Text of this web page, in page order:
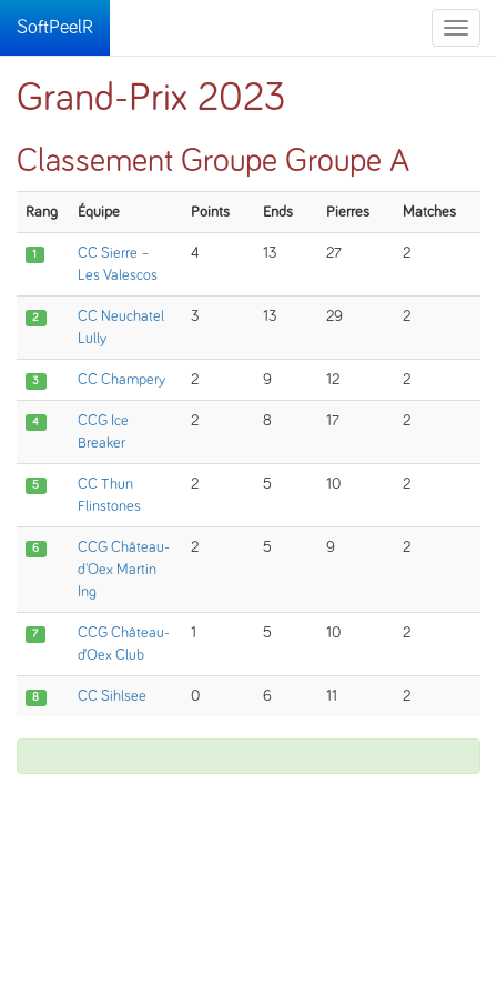
Toggle
SoftPeelR
Grand-Prix 2023
Classement Groupe Groupe A
Rang Équipe Points Ends Pierres Matches
1
CC Sierre –
Les Valescos
4 13 27 2
2
CC Neuchatel
Lully
3 13 29 2
3 CC Champery 2 9 12 2
4
CCG Ice
Breaker
2 8 17 2
5
CC Thun
Flinstones
2 5 10 2
6
CCG Château-
d'Oex Martin
Ing
2 5 9 2
7
CCG Château-
d’Oex Club
1 5 10 2
8 CC Sihlsee 0 6 11 2